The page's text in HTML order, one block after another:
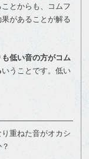
とからも、コムフ
があることが解る
低い音の方がコム
いうことです。低い
重ねた音がオカシ